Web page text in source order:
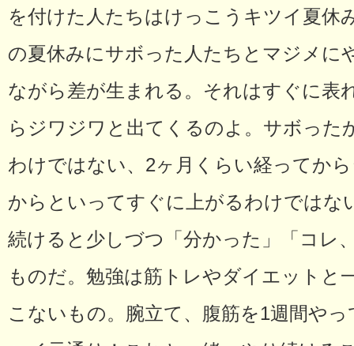
を付けた人たちはけっこうキツイ夏休
の夏休みにサボった人たちとマジメに
ながら差が生まれる。それはすぐに表
らジワジワと出てくるのよ。サボった
わけではない、2ヶ月くらい経ってか
からといってすぐに上がるわけではな
続けると少しづつ「分かった」「コレ
ものだ。勉強は筋トレやダイエットと
こないもの。腕立て、腹筋を1週間や